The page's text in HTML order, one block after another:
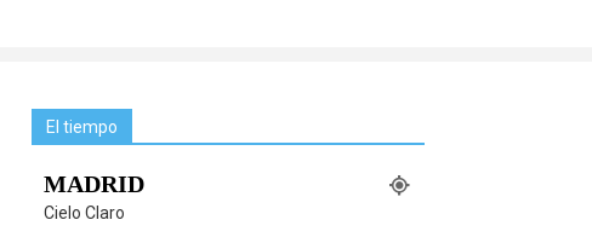
El tiempo
MADRID
Cielo Claro